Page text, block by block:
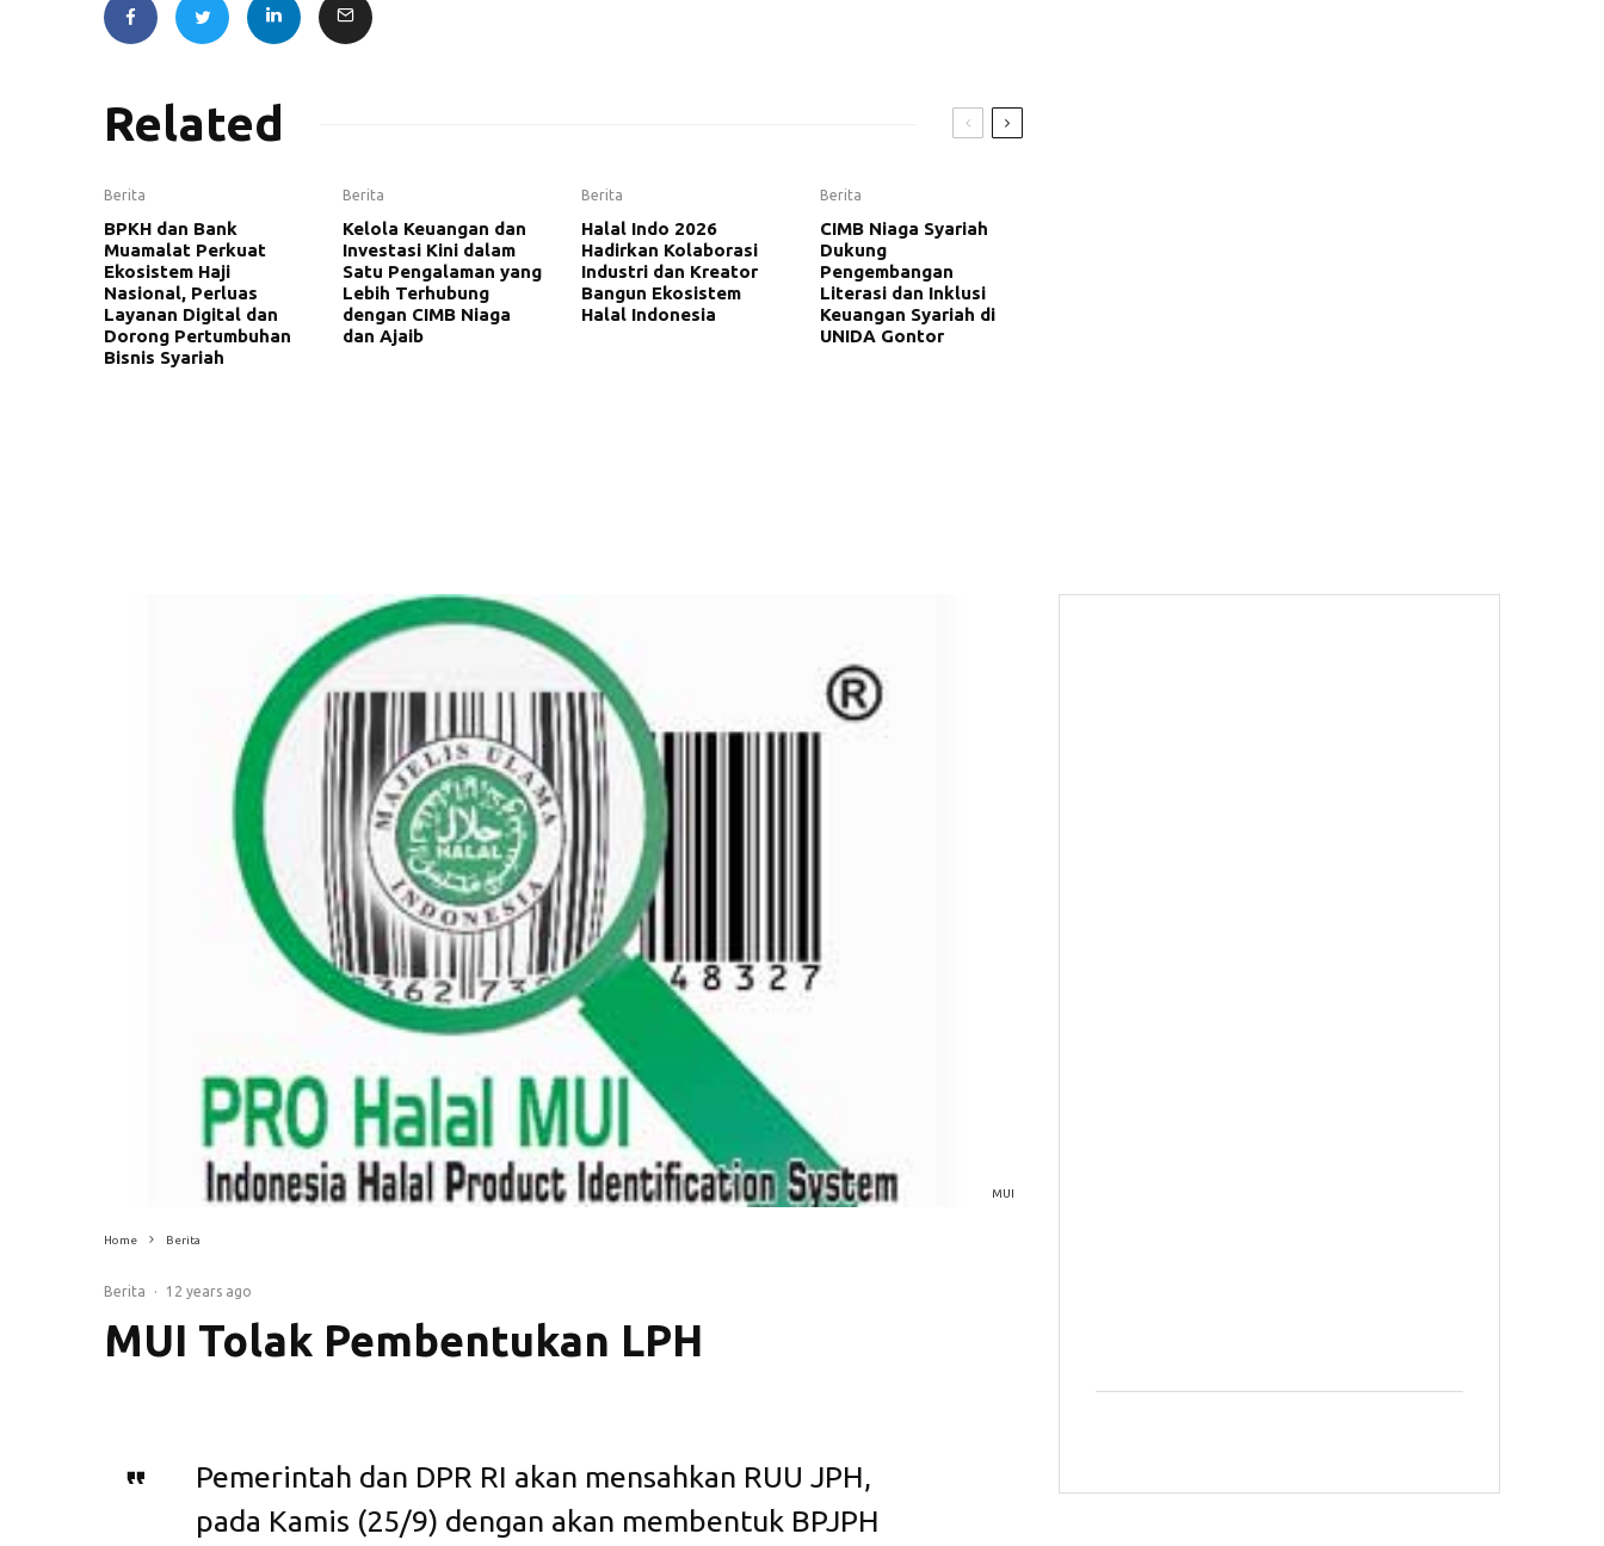
Related
Berita
BPKH dan Bank
Muamalat Perkuat
Ekosistem Haji
Nasional, Perluas
Layanan Digital dan
Dorong Pertumbuhan
Bisnis Syariah
Berita
Kelola Keuangan dan
Investasi Kini dalam
Satu Pengalaman yang
Lebih Terhubung
dengan CIMB Niaga
dan Ajaib
Berita
Halal Indo 2026
Hadirkan Kolaborasi
Industri dan Kreator
Bangun Ekosistem
Halal Indonesia
Berita
CIMB Niaga Syariah
Dukung
Pengembangan
Literasi dan Inklusi
Keuangan Syariah di
UNIDA Gontor
MUI
Home Berita
Berita · 12 years ago
MUI Tolak Pembentukan LPH
Pemerintah dan DPR RI akan mensahkan RUU JPH,
pada Kamis (25/9) dengan akan membentuk BPJPH